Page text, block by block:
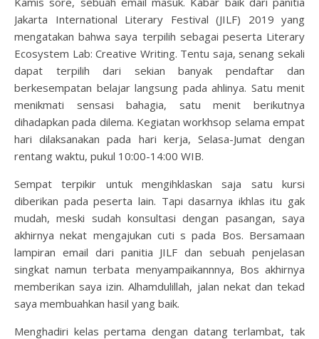
Jakarta International Literary Festival (JILF) 2019 yang
mengatakan bahwa saya terpilih sebagai peserta Literary
Ecosystem Lab: Creative Writing. Tentu saja, senang sekali
dapat terpilih dari sekian banyak pendaftar dan
berkesempatan belajar langsung pada ahlinya. Satu menit
menikmati sensasi bahagia, satu menit berikutnya
dihadapkan pada dilema. Kegiatan workhsop selama empat
hari dilaksanakan pada hari kerja, Selasa-Jumat dengan
rentang waktu, pukul 10:00-14:00 WIB.
Sempat terpikir untuk mengihklaskan saja satu kursi
diberikan pada peserta lain. Tapi dasarnya ikhlas itu gak
mudah, meski sudah konsultasi dengan pasangan, saya
akhirnya nekat mengajukan cuti s pada Bos. Bersamaan
lampiran email dari panitia JILF dan sebuah penjelasan
singkat namun terbata menyampaikannnya, Bos akhirnya
memberikan saya izin. Alhamdulillah, jalan nekat dan tekad
saya membuahkan hasil yang baik.
Menghadiri kelas pertama dengan datang terlambat, tak